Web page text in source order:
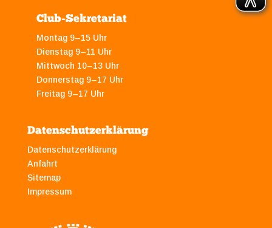
Club-Sekretariat
Montag 9–15 Uhr
Dienstag 9–11 Uhr
Mittwoch 10–13 Uhr
Donnerstag 9–17 Uhr
Freitag 9–17 Uhr
Datenschutzerklärung
Datenschutzerklärung
Anfahrt
Sitemap
Impressum